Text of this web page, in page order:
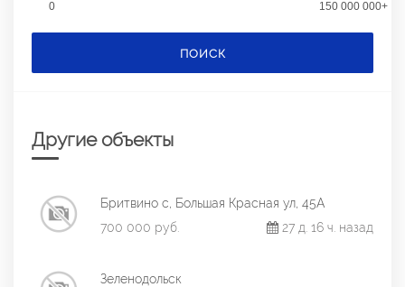
0 150 000 000+
ПОИСК
Другие объекты
Бритвино с, Большая Красная ул, 45А
700 000 руб.
27 д. 16 ч. назад
Зеленодольск